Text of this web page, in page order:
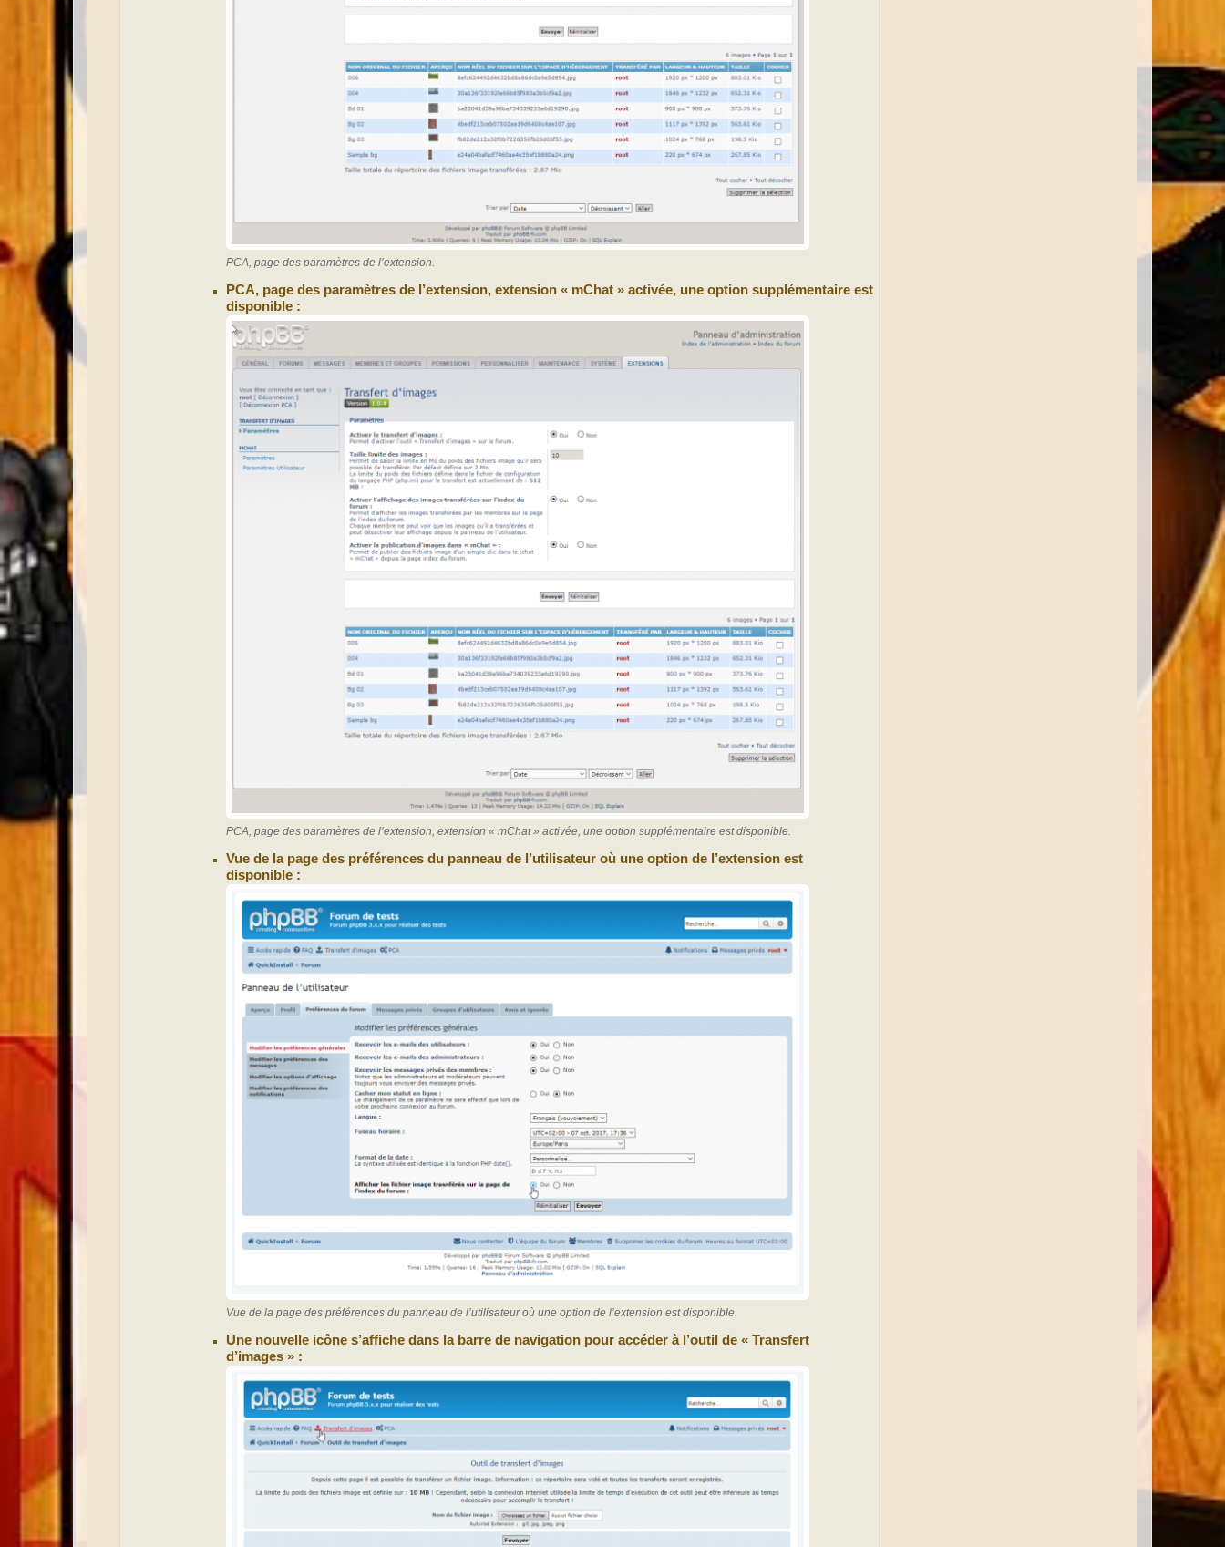
PCA, page des paramètres de l’extension.
PCA, page des paramètres de l’extension, extension « mChat » activée, une option supplémentaire est
disponible :
PCA, page des paramètres de l’extension, extension « mChat » activée, une option supplémentaire est disponible.
Vue de la page des préférences du panneau de l’utilisateur où une option de l’extension est
disponible :
Vue de la page des préférences du panneau de l’utilisateur où une option de l’extension est disponible.
Une nouvelle icône s’affiche dans la barre de navigation pour accéder à l’outil de « Transfert
d’images » :